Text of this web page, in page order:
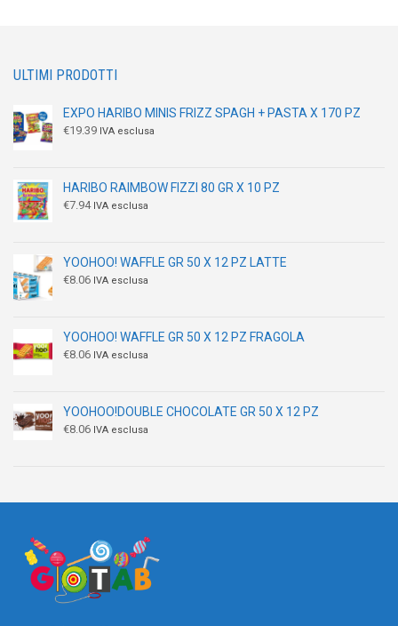
ULTIMI PRODOTTI
EXPO HARIBO MINIS FRIZZ SPAGH + PASTA X 170 PZ
€19.39 IVA esclusa
HARIBO RAIMBOW FIZZI 80 GR X 10 PZ
€7.94 IVA esclusa
YOOHOO! WAFFLE GR 50 X 12 PZ LATTE
€8.06 IVA esclusa
YOOHOO! WAFFLE GR 50 X 12 PZ FRAGOLA
€8.06 IVA esclusa
YOOHOO!DOUBLE CHOCOLATE GR 50 X 12 PZ
€8.06 IVA esclusa